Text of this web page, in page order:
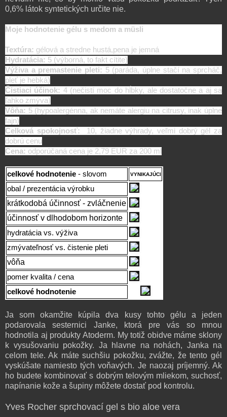
0,6% látok syntetických určite nie.
Moje hodnotenie gélu s medom a müsli
Textúra: gélová a stredne hustá,pena je jemná
Hydratácia: 5 (výborná, to fakt cítite)
Výživa a premastenie pleti: 5 (paráda, úplne stačí na sprcháč,
pleť je hebká)
Čistiaci účinok: 4 (nečistí moc do hĺbky, ale dostatočne a aj sa
ľahko zmýva)
Vôňa: 5 (hypoalergénna, ak nemáte alergiu na citrusy, inak úplne
fajn)
Celková spokojnosť: 10, žiadne výhrady, veľmi dobrý gél za
dobrú cenu
Cena: odporúčaná cena je 2,79 EUR za 200 ml
celkové hodnotenie - slovom VYNIKAJÚCI
obal / prezentácia výrobku
krátkodobá účinnosť - zvláčnenie
účinnosť v dlhodobom horizonte
hydratácia vs. výživa
zmývateľnosť vs. čistenie pleti
vôňa
pomer kvalita / cena
celkové hodnotenie
Ja som okamžite kúpila dva kusy tohto gélu a jeden
podarovala sesternici Janke, ktorá pre vás so mnou
hodnotila aj produkty Atoderm. My totiž obidve máme sklony
k vysušovaniu pokožky. Ja hlavne na nohách, Janka na
celom tele. Ak máte suchšiu pokožku, zvážte, že tento gél
vyskúšate namiesto tých voňavých. Je naozaj príjemný. Ak
ho budete kombinovať s dobrým telovým mliekom, suchosť,
napínanie kože a šupiny môžete dostať pod kontrolu.
Yves Rocher sprchovací gel s bio aloe vera